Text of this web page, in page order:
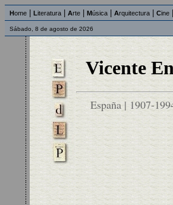
Home Literatura Arte Música Arquitectura Cine
Sábado, 8 de agosto de 2026
Vicente
España | 1907-